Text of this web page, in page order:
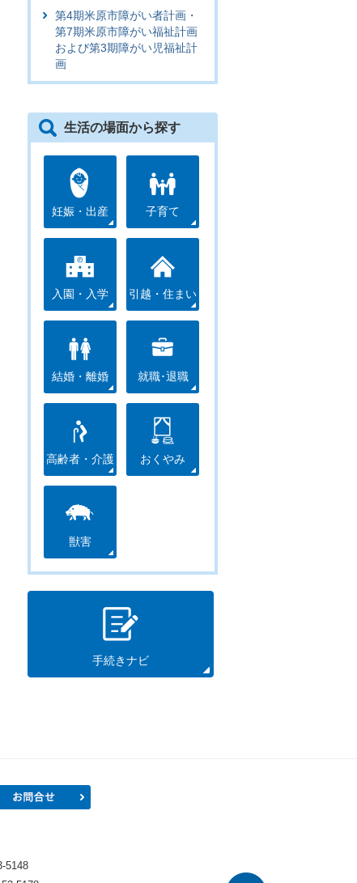
第4期米原市障がい者計画・
第7期米原市障がい福祉計画
および第3期障がい児福祉計
画
生活の場面から探す
妊娠・出産 子育て
入園・入学 引越・住まい
結婚・離婚 就職･退職
高齢者・介護 おくやみ
獣害
手続きナビ
ロフィール
5148